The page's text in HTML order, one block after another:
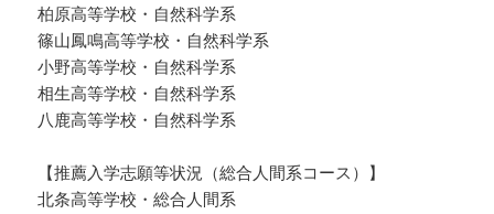
柏原高等学校・自然科学系
篠山鳳鳴高等学校・自然科学系
小野高等学校・自然科学系
相生高等学校・自然科学系
八鹿高等学校・自然科学系
【推薦入学志願等状況（総合人間系コース）】
北条高等学校・総合人間系